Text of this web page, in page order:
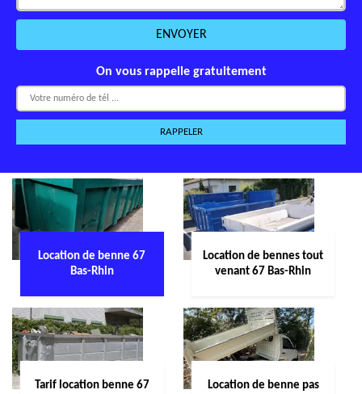
On vous rappelle gratuitement
Location de benne 67
Bas-Rhin
Location de bennes tout
venant 67 Bas-Rhin
Tarif location benne 67
Location de benne pas